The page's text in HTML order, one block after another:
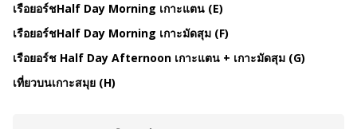
เรือยอร์ชHalf Day Morning เกาะแตน (E)
เรือยอร์ชHalf Day Morning เกาะมัดสุม (F)
เรือยอร์ช Half Day Afternoon เกาะแตน + เกาะมัดสุม (G)
เที่ยวบนเกาะสมุย (H)